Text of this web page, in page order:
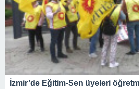
İzmir’de Eğitim-Sen üyeleri